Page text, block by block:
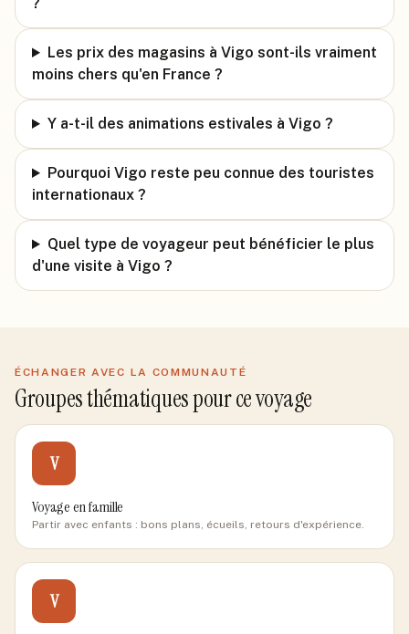
Les prix des magasins à Vigo sont-ils vraiment
moins chers qu'en France ?
Y a-t-il des animations estivales à Vigo ?
Pourquoi Vigo reste peu connue des touristes
internationaux ?
Quel type de voyageur peut bénéficier le plus
d'une visite à Vigo ?
ÉCHANGER AVEC LA COMMUNAUTÉ
Groupes thématiques pour ce voyage
V
Voyage en famille
Partir avec enfants : bons plans, écueils, retours d'expérience.
V